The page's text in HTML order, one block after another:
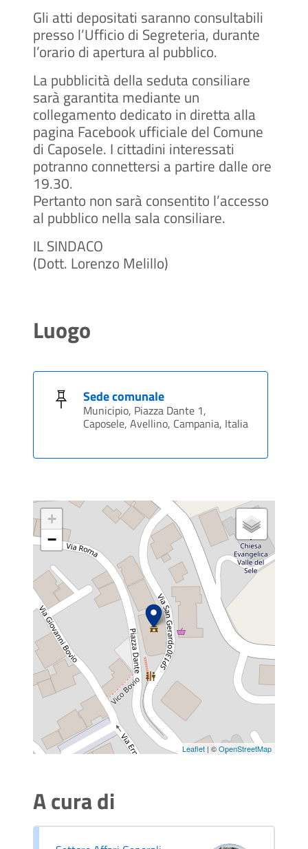
Gli atti depositati saranno consultabili
presso l’Ufficio di Segreteria, durante
l’orario di apertura al pubblico.
La pubblicità della seduta consiliare
sarà garantita mediante un
collegamento dedicato in diretta alla
pagina Facebook ufficiale del Comune
di Caposele. I cittadini interessati
potranno connettersi a partire dalle ore
19.30.
Pertanto non sarà consentito l’accesso
al pubblico nella sala consiliare.
IL SINDACO
(Dott. Lorenzo Melillo)
Luogo
Sede comunale
Municipio, Piazza Dante 1,
Caposele, Avellino, Campania, Italia
+
−
Leaflet | ©OpenStreetMap
A cura di